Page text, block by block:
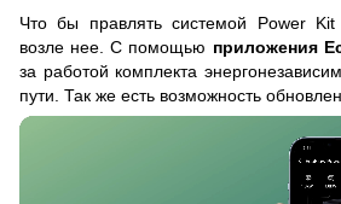
Что бы правлять системой Power
возле нее. С помощью приложения
за работой комплекта
пути. Так же есть возможность